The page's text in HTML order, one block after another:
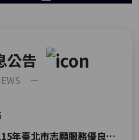
公告
－
【獎勵申請】115年臺北市志願服務優良志工金鑽獎及志願服務終身成就獎